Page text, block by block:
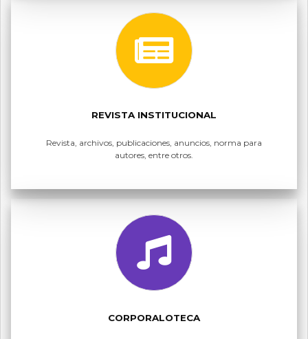
REVISTA INSTITUCIONAL
Revista, archivos, publicaciones, anuncios, norma para
autores, entre otros.
CORPORALOTECA